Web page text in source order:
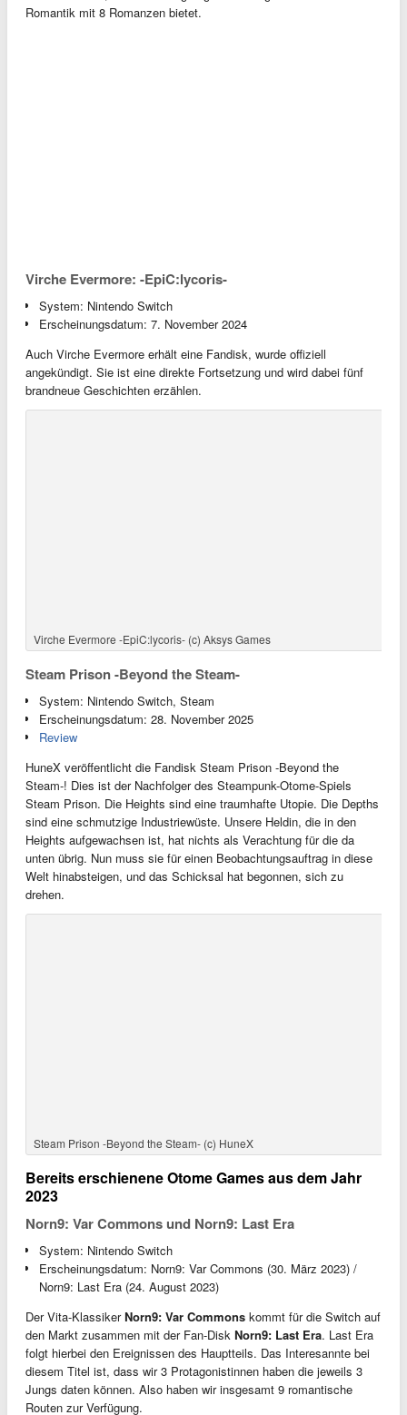
Steam Prison -Beyond the Steam-
System: Nintendo Switch, Steam
Erscheinungsdatum: 28. November 2025
HuneX veröffentlicht die Fandisk Steam Prison -Beyond the
Steam-! Dies ist der Nachfolger des Steampunk-Otome-Spiels
Steam Prison -Beyond the Steam- (c) HuneX
Bereits erschienene Otome Games aus dem Jahr
2023
Norn9: Var Commons und Norn9: Last Era
System: Nintendo Switch
Erscheinungsdatum: Norn9: Var Commons (30. März 2023) /
Norn9: Last Era (24. August 2023)
Der Vita-KlassikerNorn9: Var Commonskommt für die Switch auf
NORN9 Var Commons (c) Otomate
Winter’s Wish: Spirits of Edo
System: Nintendo Switch
Erscheinungsdatum: 18. Mai 2023
Review
Das Game spielt in der Kyoho-Ära, in welcher Monster Städte ins
Chaos stürzen, darunter auch Edo welches das heutige Tokyo ist.